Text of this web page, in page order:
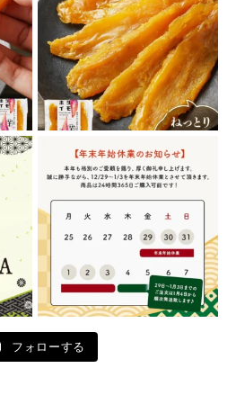
フォローする